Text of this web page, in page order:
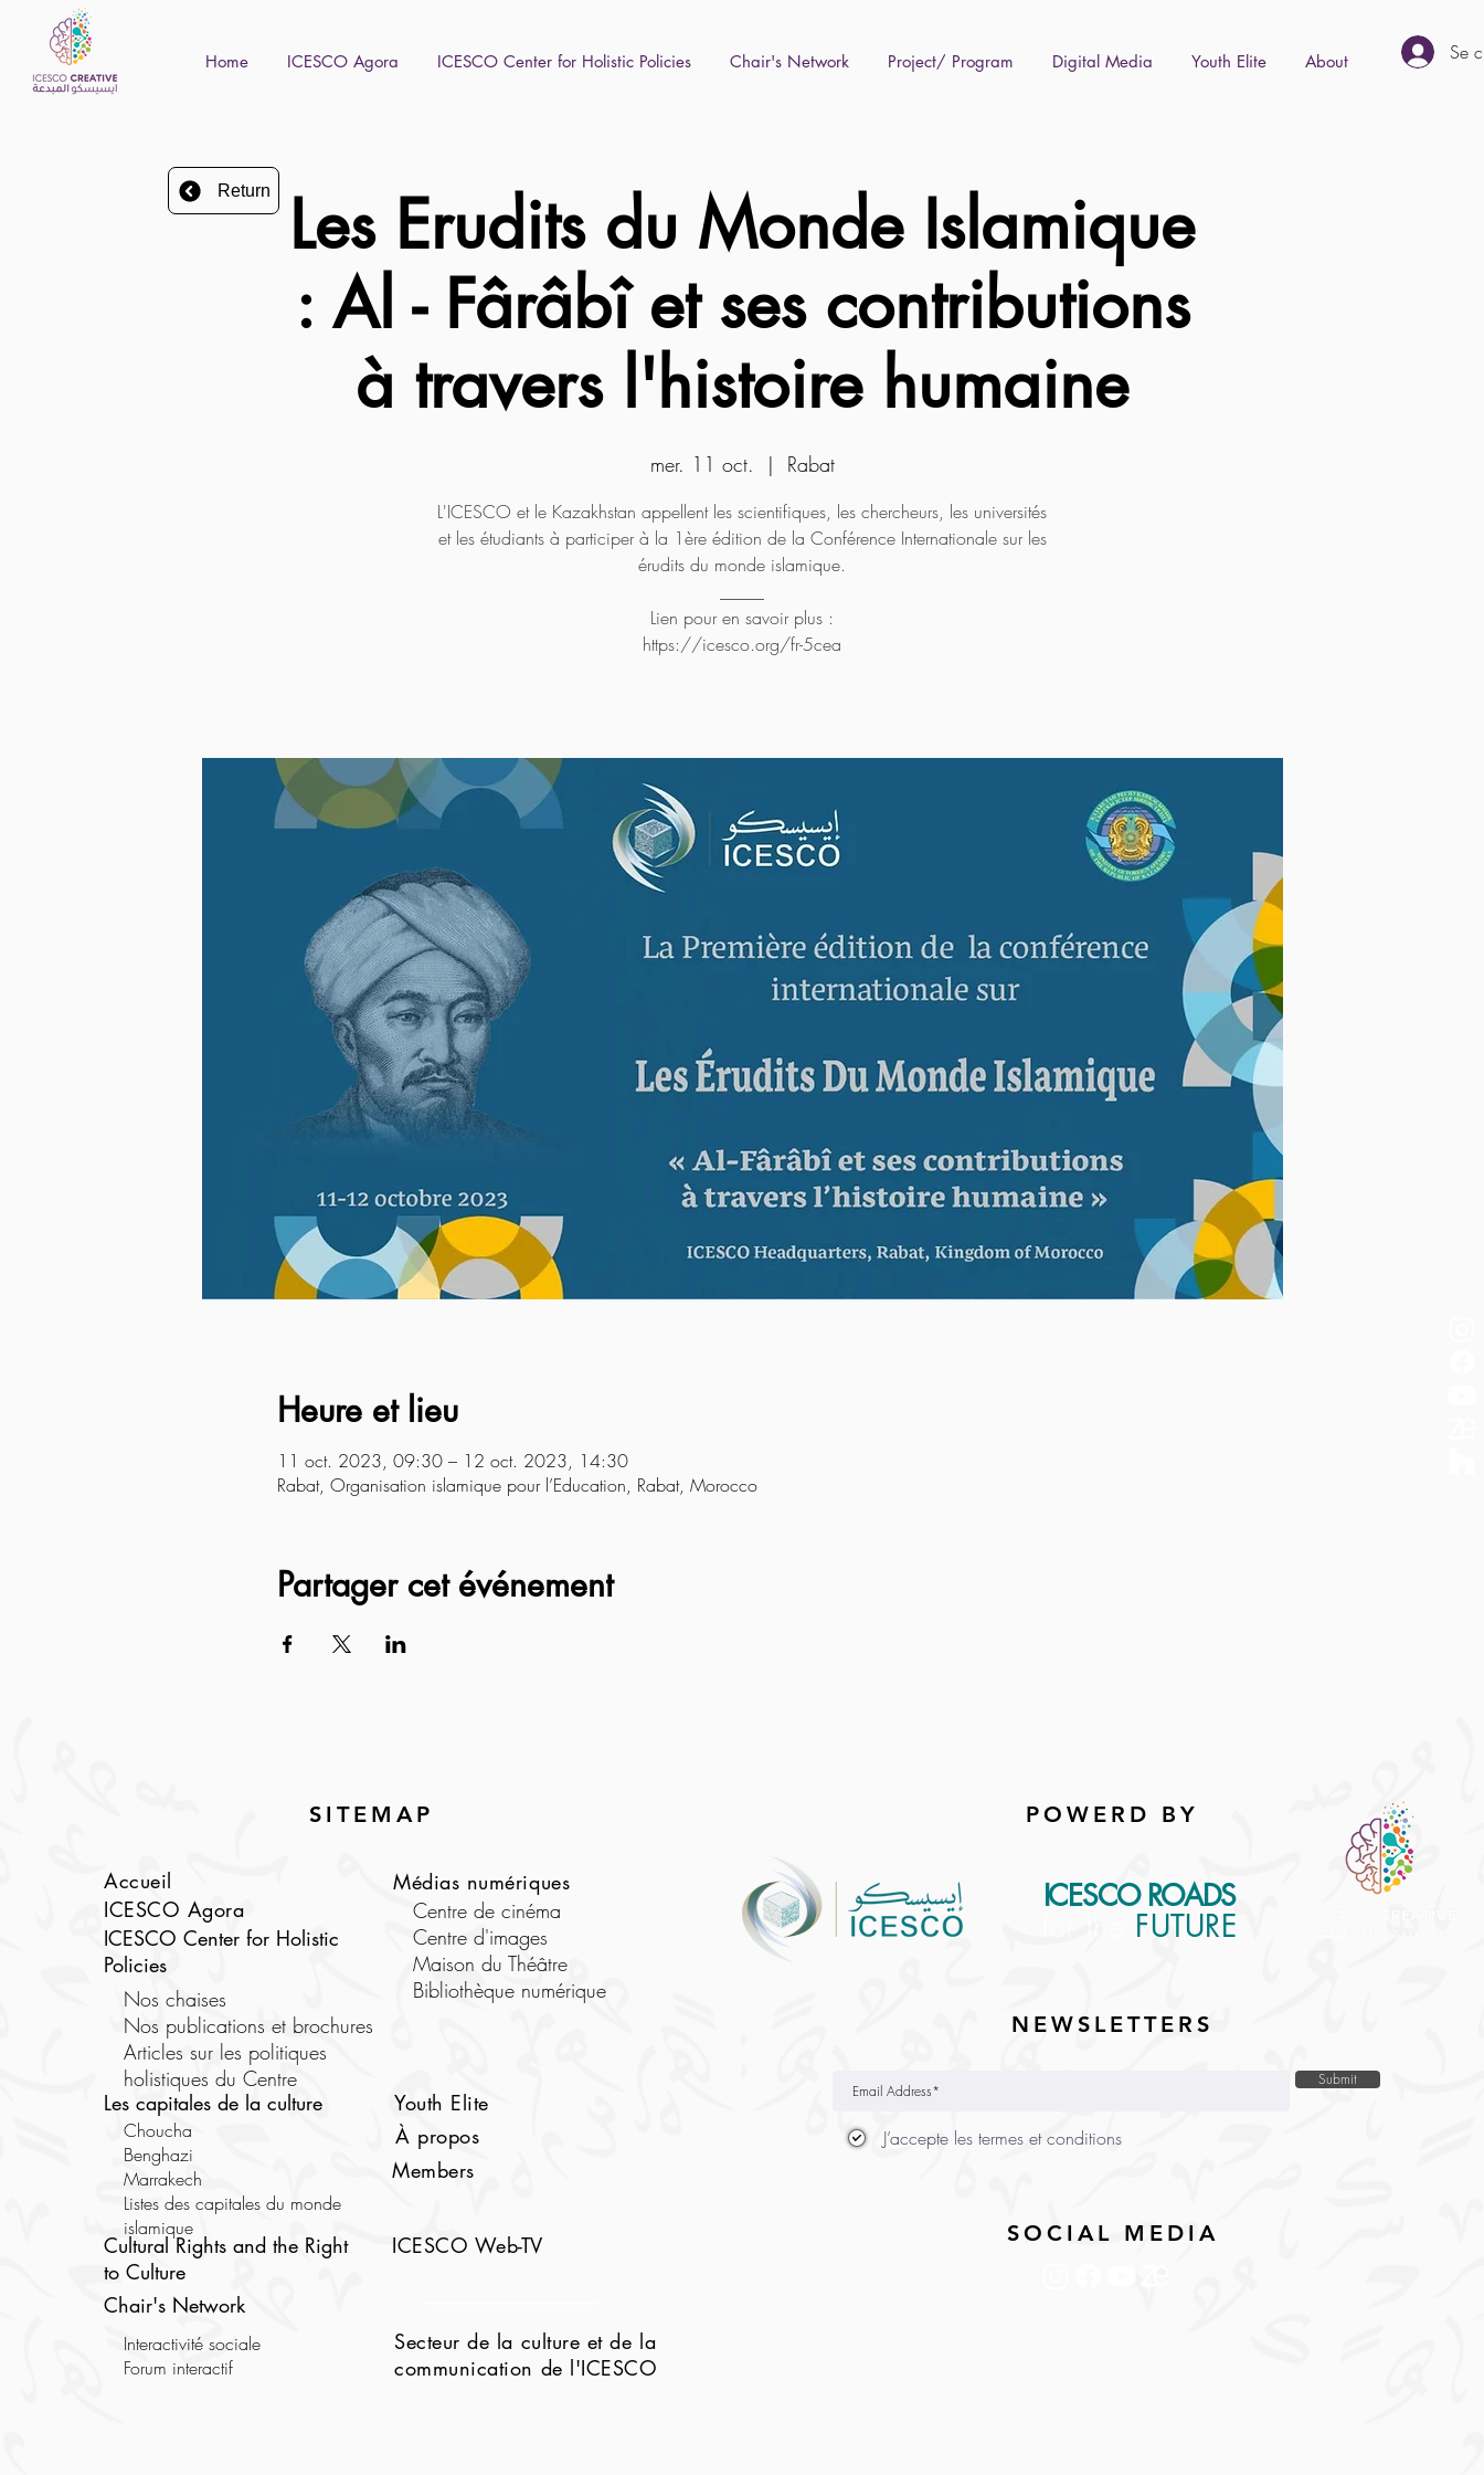
Home ICESCO Agora ICESCO Center for Holistic Policies Chair's Network Project/ Program Digital Media Youth Elite About Se
Les Erudits du Monde Islamique
: Al - Fârâbî et ses contributions
à travers l'histoire humaine
mer. 11 oct.
  |
Rabat
L'ICESCO et le Kazakhstan appellent les scientifiques, les chercheurs, les universités
et les étudiants à participer à la 1ère édition de la Conférence Internationale sur les
érudits du monde islamique.
Lien pour en savoir plus :
https://icesco.org/fr-5cea
Heure et lieu
11 oct. 2023, 09:30 – 12 oct. 2023, 14:30
Rabat, Organisation islamique pour l’Education, Rabat, Morocco
Partager cet événement
Return
SITEMAP
Accueil
ICESCO Agora
ICESCO Center for Holistic
Policies
Nos chaises
Nos publications et brochures
Articles sur les politiques
holistiques du Centre
Les capitales de la culture
Choucha
Benghazi
Marrakech
Listes des capitales du monde
islamique
Cultural Rights and the Right
to Culture
Chair's Network
Interactivité sociale
Forum interactif
Médias numériques
Centre de cinéma
Centre d'images
Maison du Théâtre
Bibliothèque numérique
Youth Elite
À propos
Members
ICESCO Web-TV
Secteur de la culture et de la
communication de l'ICESCO
POWERD BY
ICESCO ROADS
FUTURE
NEWSLETTERS
Submit
J’accepte les termes et conditions
SOCIAL MEDIA